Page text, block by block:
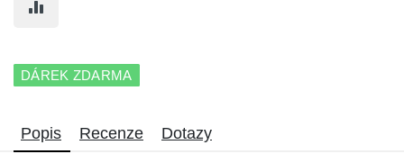
DÁREK ZDARMA
Popis Recenze Dotazy